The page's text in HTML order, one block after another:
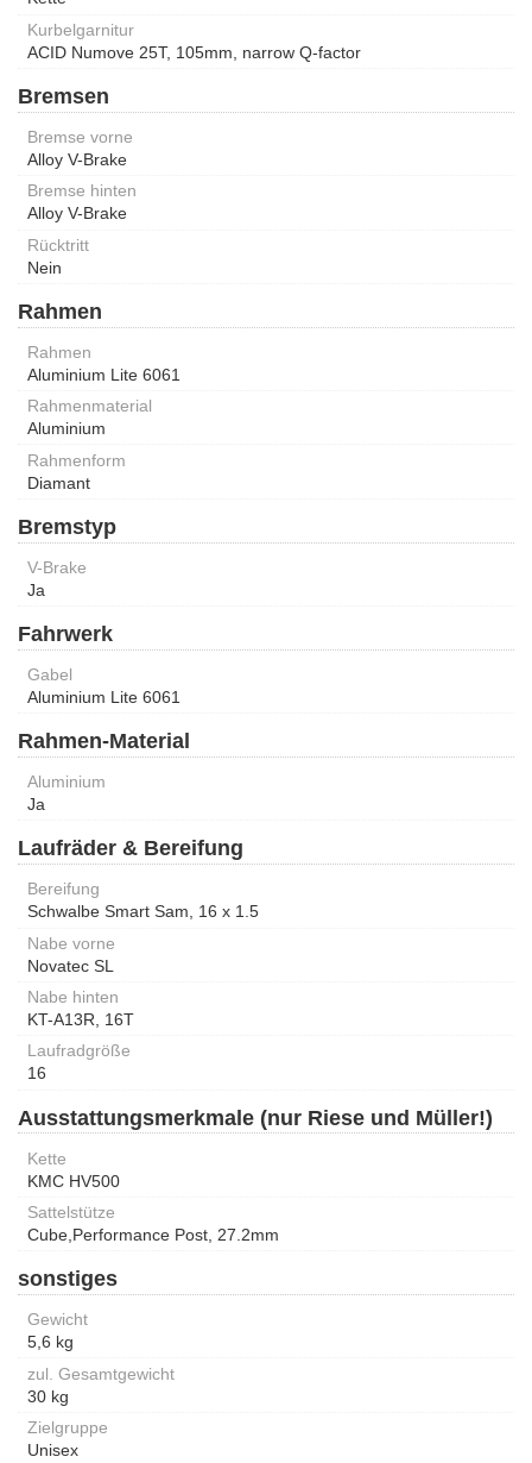
Kurbelgarnitur
ACID Numove 25T, 105mm, narrow Q-factor
Bremsen
Bremse vorne
Alloy V-Brake
Bremse hinten
Alloy V-Brake
Rücktritt
Nein
Rahmen
Rahmen
Aluminium Lite 6061
Rahmenmaterial
Aluminium
Rahmenform
Diamant
Bremstyp
V-Brake
Ja
Fahrwerk
Gabel
Aluminium Lite 6061
Rahmen-Material
Aluminium
Ja
Laufräder & Bereifung
Bereifung
Schwalbe Smart Sam, 16 x 1.5
Nabe vorne
Novatec SL
Nabe hinten
KT-A13R, 16T
Laufradgröße
16
Ausstattungsmerkmale (nur Riese und Müller!)
Kette
KMC HV500
Sattelstütze
Cube,Performance Post, 27.2mm
sonstiges
Gewicht
5,6 kg
zul. Gesamtgewicht
30 kg
Zielgruppe
Unisex